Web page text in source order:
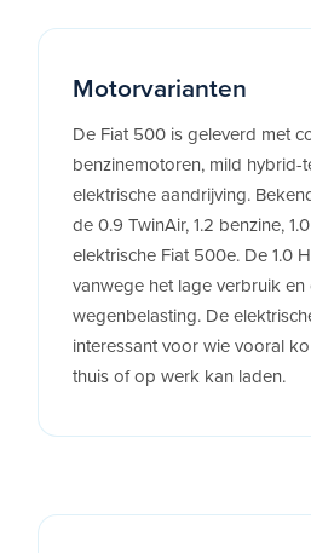
Motorvarianten
De Fiat 500 is geleverd met
benzinemotoren, mild hybrid-
elektrische aandrijving.
de 0.9 TwinAir, 1.2 benzine,
elektrische Fiat 500e. De 1.0
vanwege het lage verbruik
wegenbelasting. De
interessant voor wie vooral
thuis of op werk kan laden.